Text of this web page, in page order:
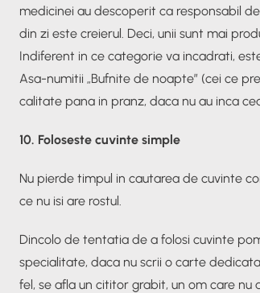
medicinei au descoperit ca responsabil
din zi este creierul. Deci, unii sunt mai
Indiferent in ce categorie va incadrati,
Asa-numitii „Bufnite de noapte” (cei ce
calitate pana in pranz, daca nu au inca
10. Foloseste cuvinte simple
Nu pierde timpul in cautarea de cuvinte
ce nu isi are rostul.
Dincolo de tentatia de a folosi cuvinte
specialitate, daca nu scrii o carte
fel, se afla un cititor grabit, un om care